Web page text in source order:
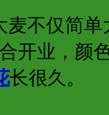
麦不仅简
开业，颜
长很久。